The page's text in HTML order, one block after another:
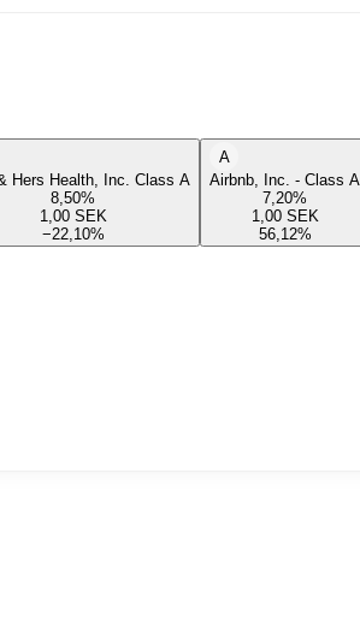
Hers Health, Inc. Class A
8,50%
1,00 SEK
−22,10%
A
Airbnb, Inc. - Class A
7,20%
1,00 SEK
56,12%